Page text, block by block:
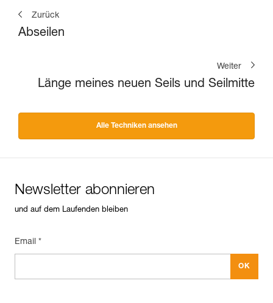
Zurück
Abseilen
Weiter
Länge meines neuen Seils und Seilmitte
Alle Techniken ansehen
Newsletter abonnieren
und auf dem Laufenden bleiben
Email *